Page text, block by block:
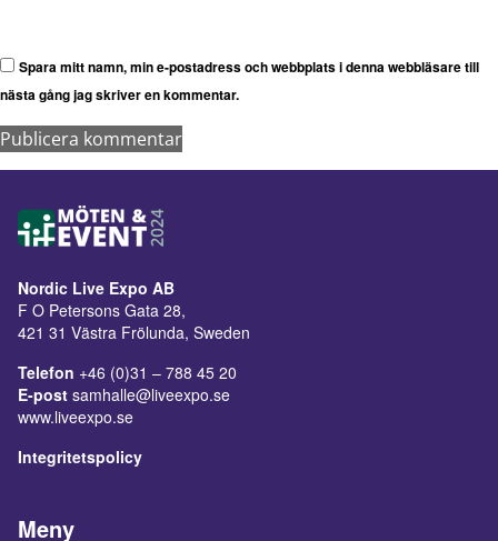
Spara mitt namn, min e-postadress och webbplats i denna webbläsare till
nästa gång jag skriver en kommentar.
Nordic Live Expo AB
F O Petersons Gata 28,
421 31 Västra Frölunda, Sweden
Telefon +46 (0)31 – 788 45 20
E-post samhalle@liveexpo.se
www.liveexpo.se
Integritetspolicy
Meny